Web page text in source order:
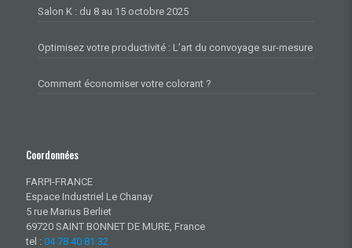
Salon K : du 8 au 15 octobre 2025
Optimisez votre productivité : L’art du convoyage sur-mesure
Comment économiser votre colorant ?
Coordonnées
FARPI-FRANCE
Espace Industriel Le Chanay
5 rue Marius Berliet
69720 SAINT BONNET DE MURE, France
tel : 04 78 40 81 32